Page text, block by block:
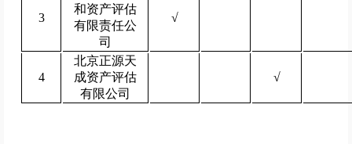
3
和资产评估
有限责任公
司
√
4
北京正源天
成资产评估
有限公司
√